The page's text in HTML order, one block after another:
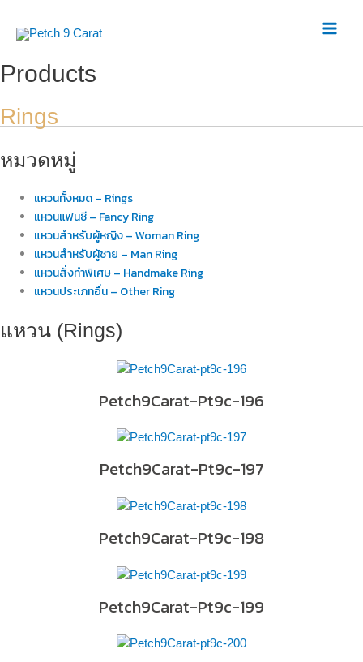
Products
Rings
หมวดหมู่
แหวนทั้งหมด – Rings
แหวนแฟนซี – Fancy Ring
แหวนสำหรับผู้หญิง – Woman Ring
แหวนสำหรับผู้ชาย – Man Ring
แหวนสั่งทำพิเศษ – Handmake Ring
แหวนประเภทอื่น – Other Ring
แหวน (Rings)
Petch9Carat-Pt9c-196
Petch9Carat-Pt9c-197
Petch9Carat-Pt9c-198
Petch9Carat-Pt9c-199